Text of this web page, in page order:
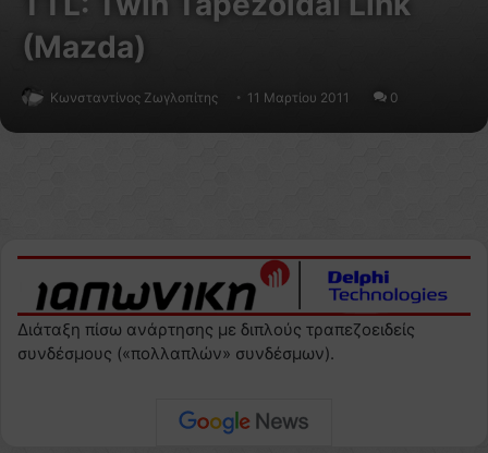
(Mazda)
Κωνσταντίνος Ζωγλοπίτης 11 Μαρτίου 2011 0
Διάταξη πίσω ανάρτησης με διπλούς τραπεζοειδείς
συνδέσμους («πολλαπλών» συνδέσμων).